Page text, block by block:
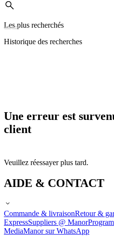
Les plus recherchés
Historique des recherches
Une erreur est
client
Veuillez réessayer plus tard.
AIDE & CONTACT
Commande & livraisonRetour &
ExpressSuppliers @ Manor
MediaManor sur WhatsApp